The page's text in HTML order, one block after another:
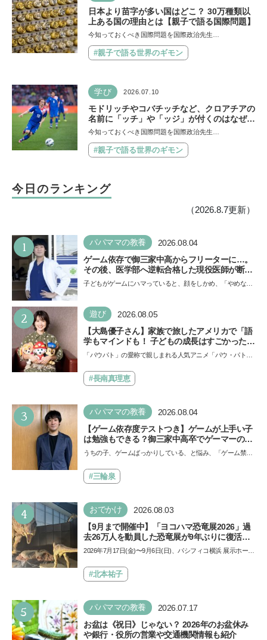
日本より苗字が多い国はどこ？ 30万種類以
上ある国の理由とは【親子で語る国際問題】
今知っておくべき国際問題を国際政治先生…
#親子で語る世界のギモン
学び 2026.07.10
モドリッチやコバチッチなど、クロアチアの
名前に「ッチ」や「ッジ」が付くのはなぜ？
【親子で語る国際問題】
今知っておくべき国際問題を国際政治先生…
#親子で語る世界のギモン
今日のランキング
（2026.8.7更新）
1 パパママの教養 2026.08.04
ゲーム依存で御三家中高からフリーターに…。
その後、医学部へ逆転合格した現役医師が断言
「ゲームの経験が受験勉強に役立った」そう考
子どもがゲームにハマっていると、顔をしかめ、「やめなさ
い…
2 遊び 2026.08.05
【大島優子さん】家族で旅したアメリカで「語
学もマインドも！ 子どもの成長はすごかった」
声優をつとめた映画『パウ・パトロール ザ・ダ
できると子どもに知ってほしい
「パウパト」の愛称で親しまれる人気アニメ「パウ・パトロ
ザ…#長南真理恵
3 パパママの教養 2026.08.04
【ゲーム依存度テストつき】ゲームが上手い子
は勉強もできる？御三家中高卒でゲーマーの医
師・阿部智史さんが教えるゲームしながら受験
うちの子、ゲームばっかりしている、と悩み、「ゲーム禁
も…#三輪泉
4 おでかけ 2026.08.03
【9月まで開催中】「ヨコハマ恐竜展2026」過
去26万人を動員した恐竜展が9年ぶりに復活！
夏休みのおでかけで楽しむポイントを完全ガイ
2026年7月17日(金)〜9月6日(日)、パシフィコ横浜 展示ホール
催…#北本祐子
5 パパママの教養 2026.07.17
お盆は《祝日》じゃない？ 2026年のお盆休み
や銀行・役所の営業や交通機関情報も紹介